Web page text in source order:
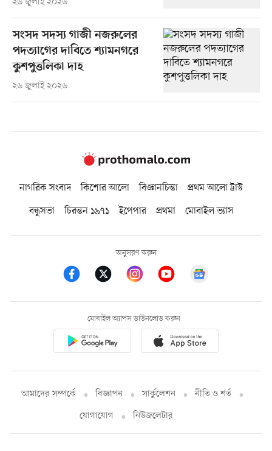
সংসদ সদস্য গাজী নজরুলের
পদত্যাগের দাবিতে শ্যামনগরে
কুশপুত্তলিকা দাহ
২৬ জুলাই ২০২৬
নাগরিক সংবাদ কিশোর আলো বিজ্ঞানচিন্তা
প্রথম আলো ট্রাস্ট
বন্ধুসভা
চিরন্তন ১৯৭১ ইপেপার প্রথমা মোবাইল ভ্যাস
অনুসরণ করুন
মোবাইল অ্যাপস ডাউনলোড করুন
আমাদের সম্পর্কে বিজ্ঞাপন সার্কুলেশন
নীতি ও শর্ত
যোগাযোগ
নিউজলেটার